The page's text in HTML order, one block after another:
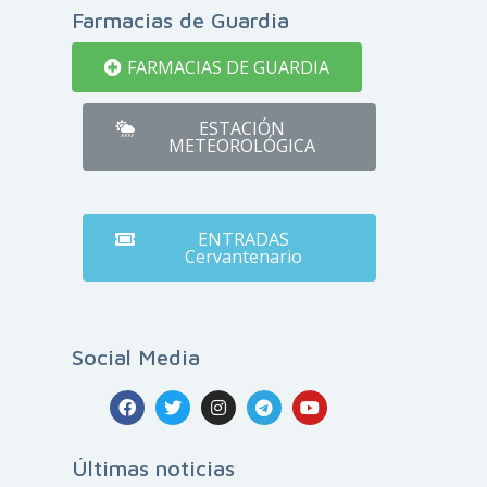
Farmacias de Guardia
FARMACIAS DE GUARDIA
ESTACIÓN
METEOROLÓGICA
ENTRADAS
Cervantenario
Social Media
Últimas noticias